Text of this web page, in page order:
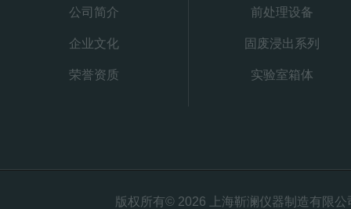
公司简介
企业文化
荣誉资质
前处理设备
固废浸出系列
实验室箱体
版权所有© 2026 上海靳澜仪器制造有限